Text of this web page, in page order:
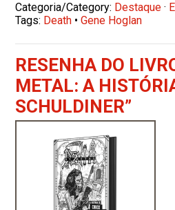
Categoria/Category: Destaque ·
Tags: Death •Gene Hoglan
RESENHA DO
METAL: A
SCHULDINER”